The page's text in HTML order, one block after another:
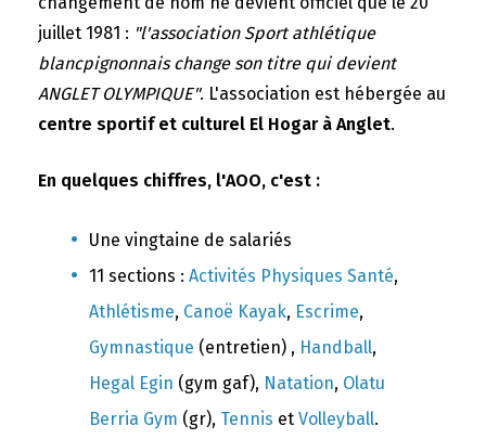
juillet 1981 : "l'association Sport athlétique
blancpignonnais change son titre qui devient
ANGLET OLYMPIQUE". L'association est hébergée au
centre sportif et culturel El Hogar à Anglet.
En quelques chiffres, l'AOO, c'est :
Une vingtaine de salariés
11 sections : Activités Physiques Santé,
Athlétisme, Canoë Kayak, Escrime,
Gymnastique (entretien) , Handball,
Hegal Egin (gym gaf), Natation, Olatu
Berria Gym (gr), Tennis et Volleyball.